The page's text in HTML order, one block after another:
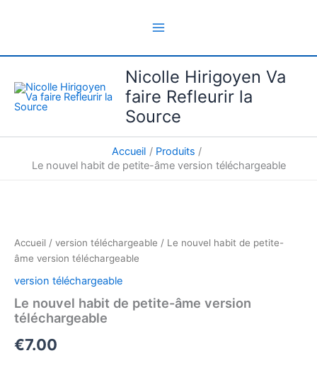
Nicolle Hirigoyen Va
faire Refleurir la
Source
Accueil
Produits
Le nouvel habit de petite-âme version téléchargeable
Accueil / version téléchargeable / Le nouvel habit de petite-
âme version téléchargeable
version téléchargeable
Le nouvel habit de petite-âme version
téléchargeable
€7.00
habit
de
âme
version
téléchargeable